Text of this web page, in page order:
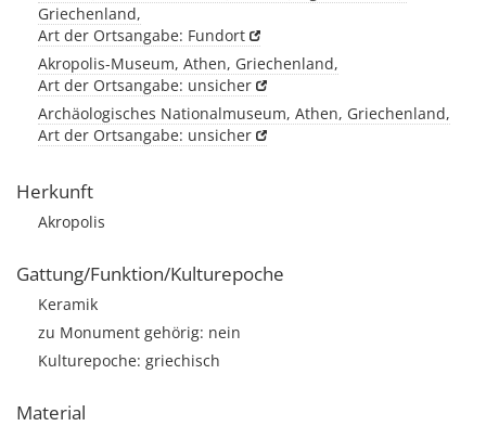
Griechenland,
Art der Ortsangabe: Fundort
Akropolis-Museum, Athen, Griechenland,
Art der Ortsangabe: unsicher
Archäologisches Nationalmuseum, Athen, Griechenland,
Art der Ortsangabe: unsicher
Herkunft
Akropolis
Gattung/Funktion/Kulturepoche
Keramik
zu Monument gehörig: nein
Kulturepoche: griechisch
Material